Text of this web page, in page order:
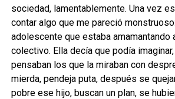
sociedad, lamentablemente. Una vez
contar algo que me pareció
adolescente que estaba amamantando
colectivo. Ella decía que podía
pensaban los que la miraban con
mierda, pendeja puta, después se
pobre ese hijo, buscan un plan, se